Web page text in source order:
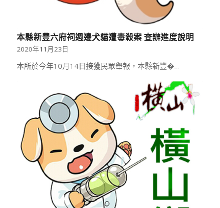
本縣新豐六府祠週邊犬貓遭毒殺案 查辦進度說明
2020年11月23日
本所於今年10月14日接獲民眾舉報，本縣新豐�…